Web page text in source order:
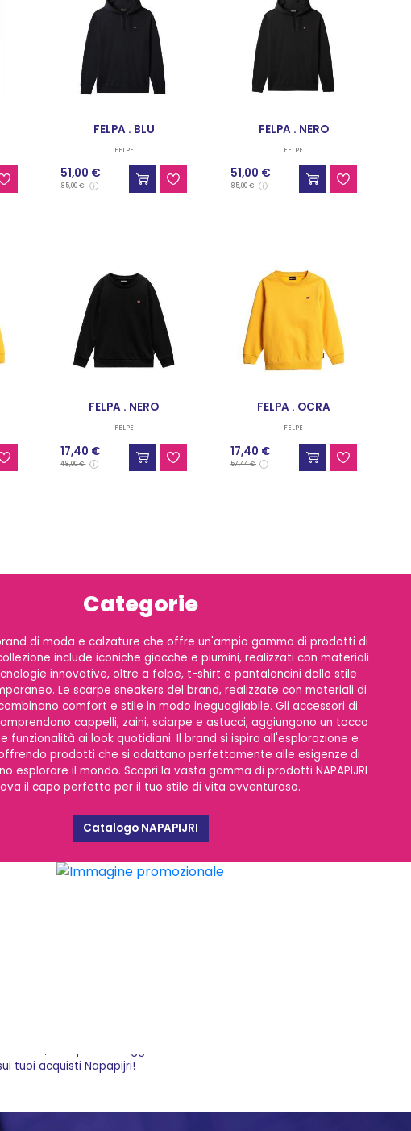
FELPA . BLU
FELPE
51,00 €
85,00 €
FELPA . NERO
FELPE
51,00 €
85,00 €
FELPA . NERO
FELPE
17,40 €
48,00 €
FELPA . OCRA
FELPE
17,40 €
57,44 €
Categorie
brand di moda e calzature che offre un'ampia gamma di prodotti di
include iconiche giacche e piumini, realizzati con materiali
innovative, oltre a felpe, t-shirt e pantaloncini dallo stile
Le scarpe sneakers del brand, realizzate con materiali di
comfort e stile in modo ineguagliabile. Gli accessori di
cappelli, zaini, sciarpe e astucci, aggiungono un tocco
funzionalità ai look quotidiani. Il brand si ispira all'esplorazione e
prodotti che si adattano perfettamente alle esigenze di
esplorare il mondo. Scopri la vasta gamma di prodotti NAPAPIJRI
il capo perfetto per il tuo stile di vita avventuroso.
Catalogo NAPAPIJRI
di fiducia. Con un'ampia scelta di prodotti e un
così potrai sfoggiare i tuoi nuovi outfit in men
tuoi acquisti Napapijri!